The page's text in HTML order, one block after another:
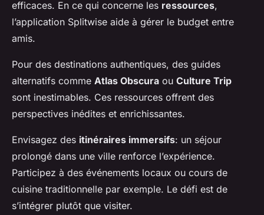
efficaces. En ce qui concerne les ressources,
l’application Splitwise aide à gérer le budget entre
amis.
Pour des destinations authentiques, des guides
alternatifs comme Atlas Obscura ou Culture Trip
sont inestimables. Ces ressources offrent des
perspectives inédites et enrichissantes.
Envisagez des itinéraires immersifs: un séjour
prolongé dans une ville renforce l’expérience.
Participez à des événements locaux ou cours de
cuisine traditionnelle par exemple. Le défi est de
s’intégrer plutôt que visiter.